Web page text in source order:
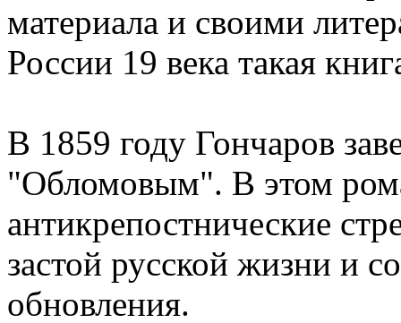
материала и своими
России 19 века такая
В 1859 году Гончаров
"Обломовым". В этом
антикрепостнические
застой русской жизни и
обновления.